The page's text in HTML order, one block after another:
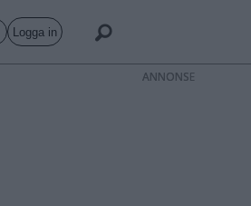
Logga in
ANNONS